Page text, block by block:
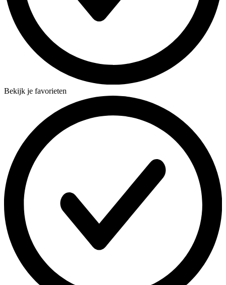
Bekijk je favorieten